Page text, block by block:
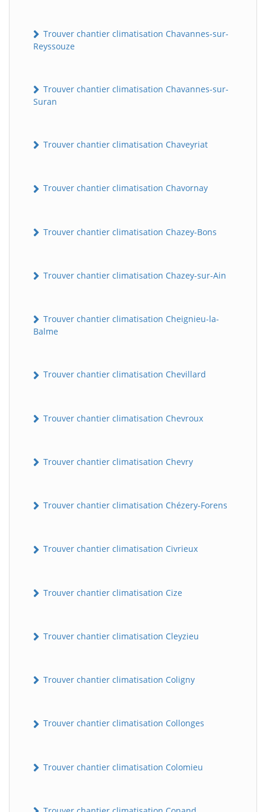
Trouver chantier climatisation Chavannes-sur-
Reyssouze
Trouver chantier climatisation Chavannes-sur-
Suran
Trouver chantier climatisation Chaveyriat
Trouver chantier climatisation Chavornay
Trouver chantier climatisation Chazey-Bons
Trouver chantier climatisation Chazey-sur-Ain
Trouver chantier climatisation Cheignieu-la-
Balme
Trouver chantier climatisation Chevillard
Trouver chantier climatisation Chevroux
Trouver chantier climatisation Chevry
Trouver chantier climatisation Chézery-Forens
Trouver chantier climatisation Civrieux
Trouver chantier climatisation Cize
Trouver chantier climatisation Cleyzieu
Trouver chantier climatisation Coligny
Trouver chantier climatisation Collonges
Trouver chantier climatisation Colomieu
BatiWebPro